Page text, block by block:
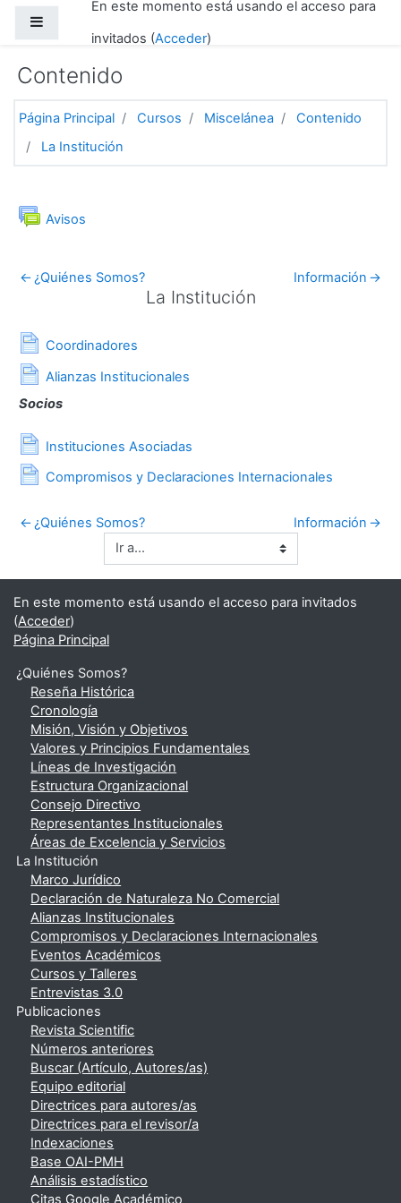
Salta al contenido principalEn este momento está usando el acceso para
invitados (Acceder)
Contenido
Página Principal Cursos Miscelánea
Contenido
La Institución
General
Avisos
Foro
←¿Quiénes Somos? Información →
La Institución
La Institución
Coordinadores
Página
Alianzas Institucionales
Página
Socios
Instituciones Asociadas
Página
Compromisos y Declaraciones Internacionales
Página
←¿Quiénes Somos? Información →
En este momento está usando el acceso para invitados
(Acceder)
Página Principal
¿Quiénes Somos?
Reseña Histórica
Cronología
Misión, Visión y Objetivos
Valores y Principios Fundamentales
Líneas de Investigación
Estructura Organizacional
Consejo Directivo
Representantes Institucionales
Áreas de Excelencia y Servicios
La Institución
Marco Jurídico
Declaración de Naturaleza No Comercial
Alianzas Institucionales
Compromisos y Declaraciones Internacionales
Eventos Académicos
Cursos y Talleres
Entrevistas 3.0
Publicaciones
Revista Scientific
Números anteriores
Buscar (Artículo, Autores/as)
Equipo editorial
Directrices para autores/as
Directrices para el revisor/a
Indexaciones
Base OAI-PMH
Análisis estadístico
Citas Google Académico